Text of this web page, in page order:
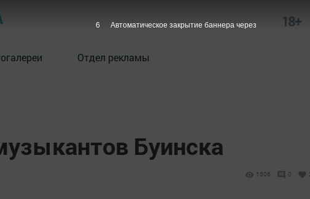
18+
Отдел рекламы
Буинска
1506 0
5 Автоматическое закрытие баннера через